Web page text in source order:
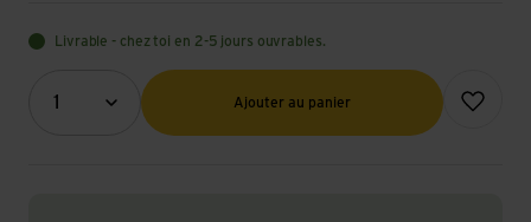
Livrable - chez toi en 2-5 jours ouvrables.
1
Quantité (optionnel)
Ajouter au panier
Ajouter à